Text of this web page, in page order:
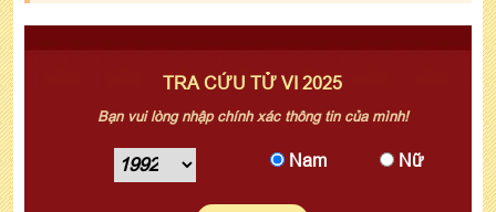
TRA CỨU TỬ VI 2025
Bạn vui lòng nhập chính xác thông tin của mình!
Nam Nữ